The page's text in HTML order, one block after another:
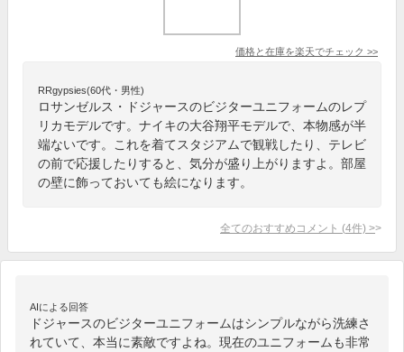
価格と在庫を楽天でチェック >>
RRgypsies(60代・男性)
ロサンゼルス・ドジャースのビジターユニフォームのレプ
リカモデルです。ナイキの大谷翔平モデルで、本物感が半
端ないです。これを着てスタジアムで観戦したり、テレビ
の前で応援したりすると、気分が盛り上がりますよ。部屋
の壁に飾っておいても絵になります。
全てのおすすめコメント (4件) >
AIによる回答
ドジャースのビジターユニフォームはシンプルながら洗練さ
れていて、本当に素敵ですよね。現在のユニフォームも非常